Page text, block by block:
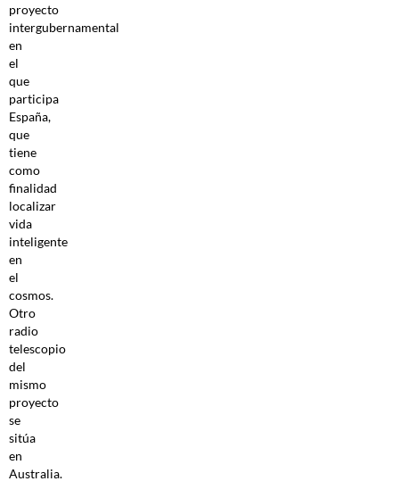
proyecto
intergubernamental
en
el
que
participa
España,
que
tiene
como
finalidad
localizar
vida
inteligente
en
el
cosmos.
Otro
radio
telescopio
del
mismo
proyecto
se
sitúa
en
Australia.